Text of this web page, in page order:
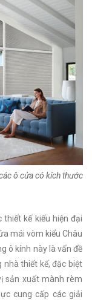
ô cửa có kích thước
kế kiểu hiện đại
mái vòm kiểu Châu
ô kính này là vấn đề
thiết kế, đặc biệt
sản xuất mành rèm
cung cấp các giải